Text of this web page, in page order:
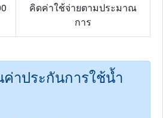
คิดค่าใช้จ่ายตามประมาณ
การ
ค่าประกันการใช้น้ำ